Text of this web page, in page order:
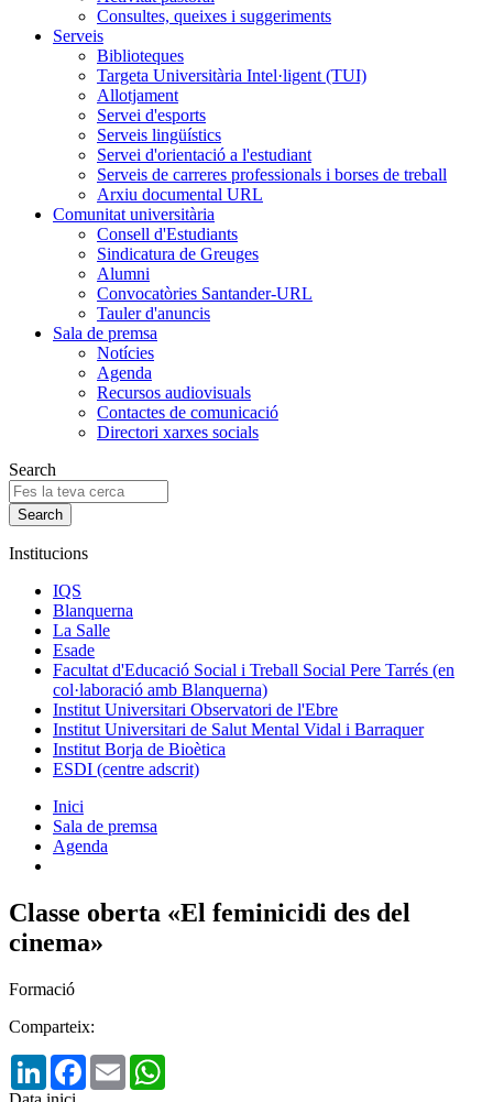
Consultes, queixes i suggeriments
Serveis
Biblioteques
Targeta Universitària Intel·ligent (TUI)
Allotjament
Servei d'esports
Serveis lingüístics
Servei d'orientació a l'estudiant
Serveis de carreres professionals i borses de treball
Arxiu documental URL
Comunitat universitària
Consell d'Estudiants
Sindicatura de Greuges
Alumni
Convocatòries Santander-URL
Tauler d'anuncis
Sala de premsa
Notícies
Agenda
Recursos audiovisuals
Contactes de comunicació
Directori xarxes socials
Search
Institucions
IQS
Blanquerna
La Salle
Esade
Facultat d'Educació Social i Treball Social Pere Tarrés (en
col·laboració amb Blanquerna)
Institut Universitari Observatori de l'Ebre
Institut Universitari de Salut Mental Vidal i Barraquer
Institut Borja de Bioètica
ESDI (centre adscrit)
Inici
Sala de premsa
Agenda
Classe oberta «El feminicidi des del
cinema»
Formació
Comparteix:
LinkedInFacebook
Email